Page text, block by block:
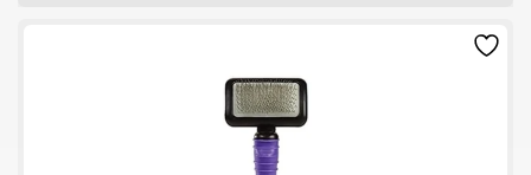
-
Small
quantity